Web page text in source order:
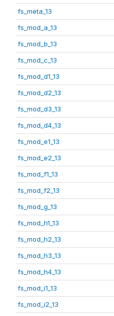
fs_meta_13
fs_mod_a_13
fs_mod_b_13
fs_mod_c_13
fs_mod_d1_13
fs_mod_d2_13
fs_mod_d3_13
fs_mod_d4_13
fs_mod_e1_13
fs_mod_e2_13
fs_mod_f1_13
fs_mod_f2_13
fs_mod_g_13
fs_mod_h1_13
fs_mod_h2_13
fs_mod_h3_13
fs_mod_h4_13
fs_mod_i1_13
fs_mod_i2_13